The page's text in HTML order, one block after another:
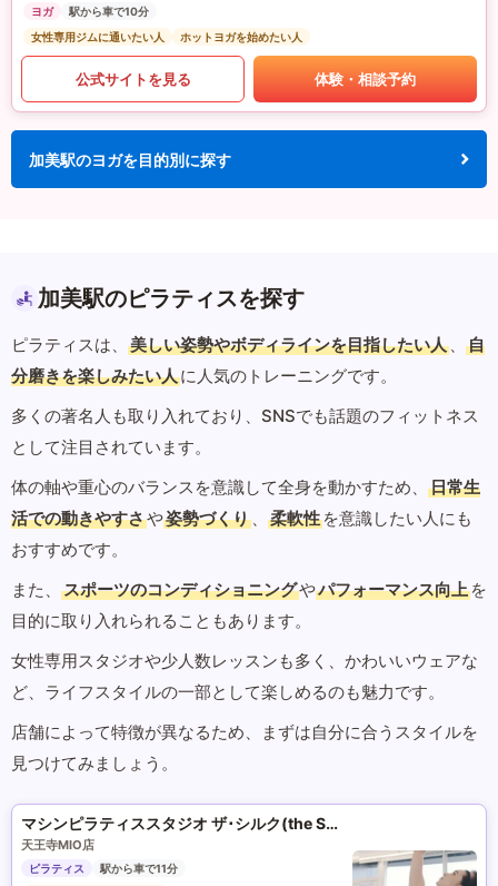
ヨガ
駅から車で10分
女性専用ジムに通いたい人
ホットヨガを始めたい人
公式サイトを見る 体験・相談予約
加美駅のヨガを目的別に探す
加美駅のピラティスを探す
ピラティスは、 美しい姿勢やボディラインを目指したい人 、
自
分磨きを楽しみたい人に人気のトレーニングです。
多くの著名人も取り入れており、SNSでも話題のフィットネス
として注目されています。
体の軸や重心のバランスを意識して全身を動かすため、
日常生
活での動きやすさや姿勢づくり 、 柔軟性 を意識したい人にも
おすすめです。
また、
スポーツのコンディショニングやパフォーマンス向上 を
目的に取り入れられることもあります。
女性専用スタジオや少人数レッスンも多く、かわいいウェアな
ど、ライフスタイルの一部として楽しめるのも魅力です。
店舗によって特徴が異なるため、まずは自分に合うスタイルを
見つけてみましょう。
マシンピラティススタジオ ザ･シルク(the SILK)
天王寺MIO店
ピラティス
駅から車で11分